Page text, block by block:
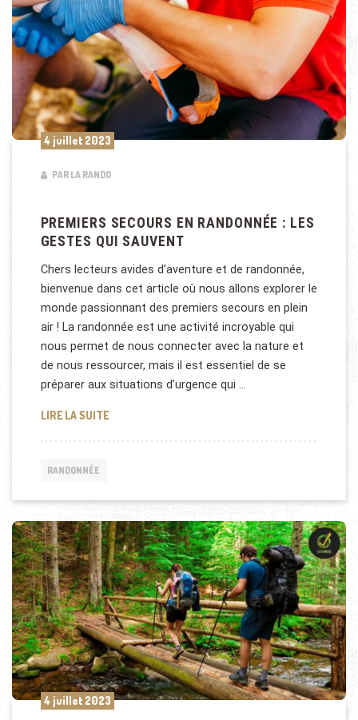
4 juillet 2023
PAR LA RANDO
PREMIERS SECOURS EN RANDONNÉE : LES
GESTES QUI SAUVENT
Chers lecteurs avides d’aventure et de randonnée,
bienvenue dans cet article où nous allons explorer le
monde passionnant des premiers secours en plein
air ! La randonnée est une activité incroyable qui
nous permet de nous connecter avec la nature et
de nous ressourcer, mais il est essentiel de se
préparer aux situations d’urgence qui …
LIRE LA SUITEPREMIERS SECOURS EN RANDONNÉE : LES GESTES
RANDONNÉE
4 juillet 2023